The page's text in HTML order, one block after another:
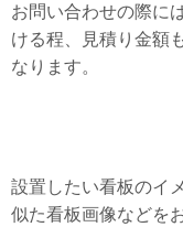
お問い合わせの際に
ける程、見積り金額
なります。
設置したい看板のイ
似た看板画像などを